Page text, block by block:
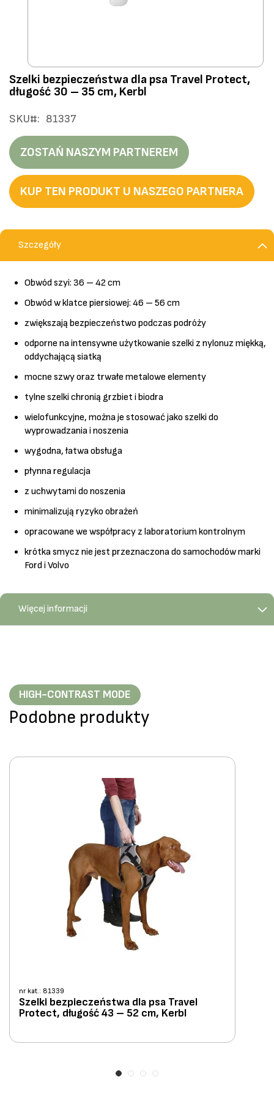
Przejdź
na
początek
galerii
Szelki bezpieczeństwa dla psa Travel Protect,
długość 30 – 35 cm, Kerbl
SKU 81337
ZOSTAŃ NASZYM PARTNEREM
KUP TEN PRODUKT U NASZEGO PARTNERA
Szczegóły
Obwód szyi: 36 – 42 cm
Obwód w klatce piersiowej: 46 – 56 cm
zwiększają bezpieczeństwo podczas podróży
odporne na intensywne użytkowanie szelki z nylonuz miękką,
oddychającą siatką
mocne szwy oraz trwałe metalowe elementy
tylne szelki chronią grzbiet i biodra
wielofunkcyjne, można je stosować jako szelki do
wyprowadzania i noszenia
wygodna, łatwa obsługa
płynna regulacja
z uchwytami do noszenia
minimalizują ryzyko obrażeń
opracowane we współpracy z laboratorium kontrolnym
krótka smycz nie jest przeznaczona do samochodów marki
Ford i Volvo
Więcej informacji
HIGH-CONTRAST MODE
Podobne produkty
nr kat.: 81339
Szelki bezpieczeństwa dla psa Travel
Protect, długość 43 – 52 cm, Kerbl